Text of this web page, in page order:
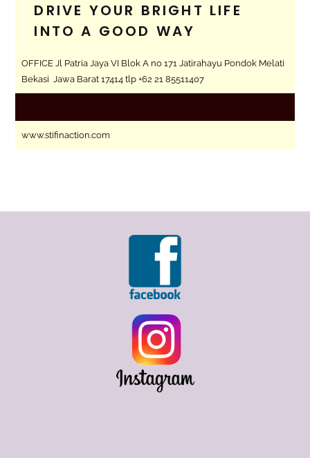
DRIVE YOUR BRIGHT LIFE
INTO A GOOD WAY
OFFICE Jl Patria Jaya VI Blok A no 171 Jatirahayu Pondok Melati
Bekasi Jawa Barat 17414 tlp +62 21 85511407
www.stifinaction.com